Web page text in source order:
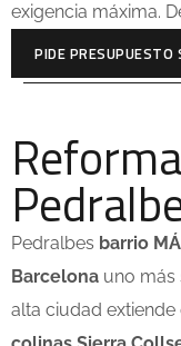
exigencia máxima.
PIDE PRESUPUESTO
Pedralbes barrio
Barcelona uno más
alta ciudad extiende